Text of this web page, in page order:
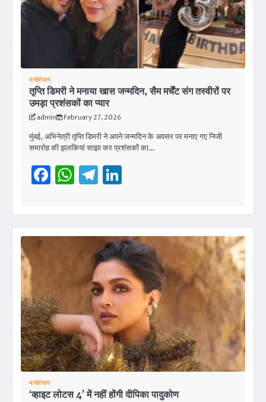
मनोरंजन
तृप्ति डिमरी ने मनाया खास जन्मदिन, सैम मर्चेंट संग तस्वीरों पर
उमड़ा प्रशंसकों का प्यार
admin February 27, 2026
मुंबई, अभिनेत्री तृप्ति डिमरी ने अपने जन्मदिन के अवसर पर मनाए गए निजी
समारोह की झलकियां साझा कर प्रशंसकों का…
Facebook
WhatsApp
Telegram
मनोरंजन
‘व्हाइट लोटस 4’ में नहीं होंगी दीपिका पादुकोण